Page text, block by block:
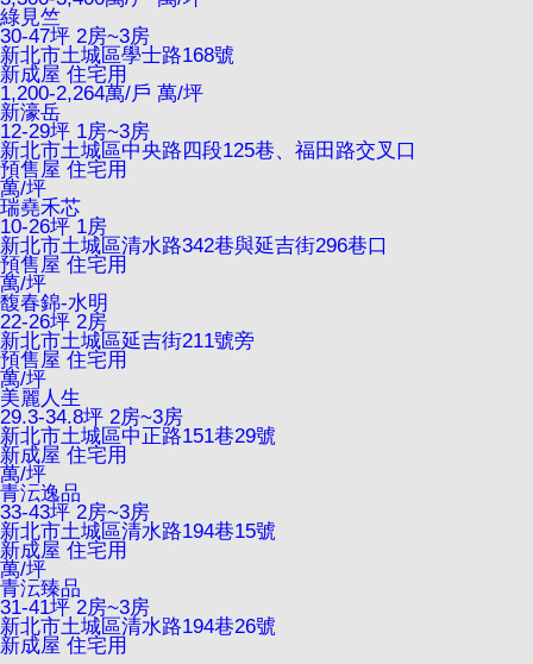
綠見竺
30-47坪 2房~3房
新北市土城區學士路168號
新成屋 住宅用
1,200-2,264萬/戶 萬/坪
新濠岳
12-29坪 1房~3房
新北市土城區中央路四段125巷、福田路交叉口
預售屋 住宅用
萬/坪
瑞堯禾芯
10-26坪 1房
新北市土城區清水路342巷與延吉街296巷口
預售屋 住宅用
萬/坪
馥春錦-水明
22-26坪 2房
新北市土城區延吉街211號旁
預售屋 住宅用
萬/坪
美麗人生
29.3-34.8坪 2房~3房
新北市土城區中正路151巷29號
新成屋 住宅用
萬/坪
青沄逸品
33-43坪 2房~3房
新北市土城區清水路194巷15號
新成屋 住宅用
萬/坪
青沄臻品
31-41坪 2房~3房
新北市土城區清水路194巷26號
新成屋 住宅用